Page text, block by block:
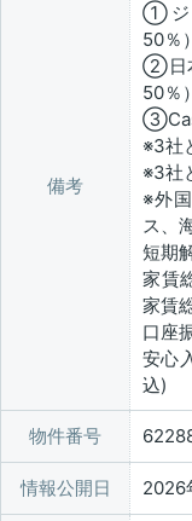
備考
①ジ
50％）
②日
50％）
※3社
※3社
※外
ス、
短期
家賃
家賃
口座
安心
込)
物件番号
情報公開日 2026